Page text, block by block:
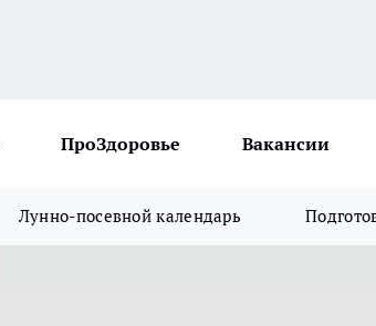
ПроЗдоровье Вакансии
Лунно-посевной календарь